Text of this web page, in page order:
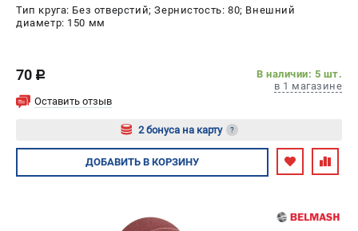
Тип круга: Без отверстий; Зернистость: 80; Внешний
диаметр: 150 мм
70 c
В наличии: 5 шт.
в 1 магазине
Оставить отзыв
2 бонуса на карту ?
Авторизуйтесь
ДОБАВИТЬ В КОРЗИНУ